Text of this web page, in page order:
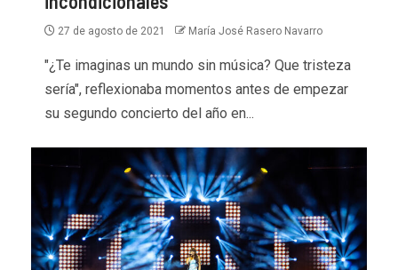
27 de agosto de 2021 María José Rasero Navarro
"¿Te imaginas un mundo sin música? Que tristeza
sería", reflexionaba momentos antes de empezar
su segundo concierto del año en...